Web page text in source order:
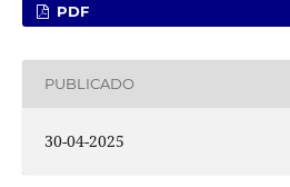
PDF
PUBLICADO
30-04-2025